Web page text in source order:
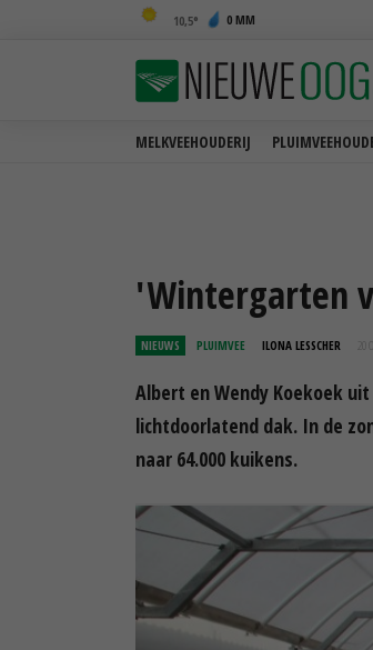
10,5 0 MM
MELKVEEHOUDERIJ
'Wintergarten
NIEUWS PLUIMVEE ILONA LESSCHER
Albert en Wendy Koekoek
lichtdoorlatend dak. In de
naar 64.000 kuikens.